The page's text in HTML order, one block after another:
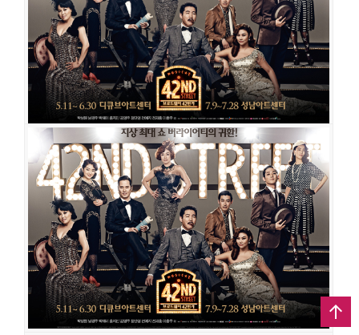
공연일시
2016-06-23 ~ 2016-08-28
공연장
예술의전당 CJ토월극장
출연진
송일국 이종혁 김선경최정원임혜영에녹임기홍 김경선
출연진
남경주 김영호 박해미홍지민전재홍이충주최우리 전예지
브로드웨이 42번가
공연일시
2013-07-09 ~ 2013-07-28
공연장
성남아트센터 오페라하우스
출연진
박상원 남경주 박해미홍지민정단영전예지전재홍 이충주
임진아김용수 정종훈조용수장재권박혜미유혜련조수임김성수나세
나